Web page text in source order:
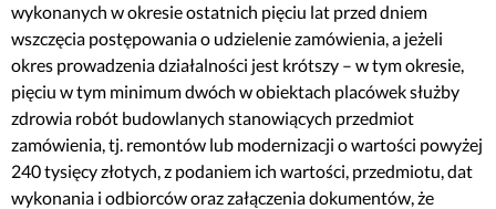
wykonanych w okresie ostatnich pięciu lat przed dniem
wszczęcia postępowania o udzielenie zamówienia, a jeżeli
okres prowadzenia działalności jest krótszy – w tym okresie,
pięciu w tym minimum dwóch w obiektach placówek służby
zdrowia robót budowlanych stanowiących przedmiot
zamówienia, tj. remontów lub modernizacji o wartości powyżej
240 tysięcy złotych, z podaniem ich wartości, przedmiotu, dat
wykonania i odbiorców oraz załączenia dokumentów, że